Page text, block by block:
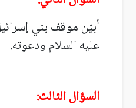
أبيّن موقف بني
عليه السلام ودعوته.
السؤال الثالث: